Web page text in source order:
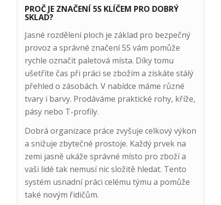
PROČ JE ZNAČENÍ 5S KLÍČEM PRO DOBRÝ
SKLAD?
Jasné rozdělení ploch je základ pro bezpečný
provoz a správné značení 5S vám pomůže
rychle označit paletová místa. Díky tomu
ušetříte čas při práci se zbožím a získáte stálý
přehled o zásobách. V nabídce máme různé
tvary i barvy. Prodáváme praktické rohy, kříže,
pásy nebo T-profily.
Dobrá organizace práce zvyšuje celkový výkon
a snižuje zbytečné prostoje. Každý prvek na
zemi jasně ukáže správné místo pro zboží a
vaši lidé tak nemusí nic složitě hledat. Tento
systém usnadní práci celému týmu a pomůže
také novým řidičům.